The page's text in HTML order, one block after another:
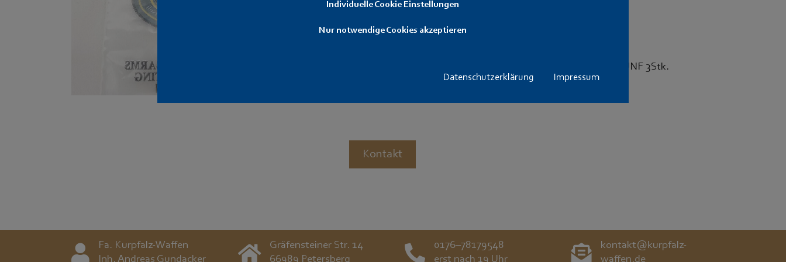
Individuelle Cookie Einstellungen
Nur notwendige Cookies akzeptieren
Datenschutzerklärung Impressum
20,- €
Davide Pedersoli Pistons für Vorderlader-Kurzwaffen 1/4"-28 UNF 3Stk.
Kontakt
Fa. Kurpfalz-Waffen
Inh. Andreas Gundacker
Gräfensteiner Str. 14
66989 Petersberg
0176–78179548
erst nach 19 Uhr
kontakt@kurpfalz-
waffen.de